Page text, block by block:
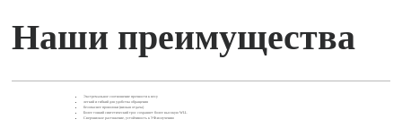
Наши преимущества
Экстремальное соотношение прочности к весу
легкий и гибкий для удобства обращения
безопаснее проволоки (низкая отдача)
Более тонкий синтетический трос сохраняет более высокую WLL
Сверхнизкое растяжение, устойчивость к УФ-излучению